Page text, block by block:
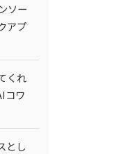
ソー
アプ
くれ
コワ
とし